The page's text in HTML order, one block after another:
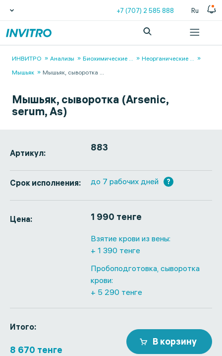
+7 (707) 2 585 888 Ru
ИНВИТРО Анализы Биохимические ... Неорганические ...
Мышьяк
Мышьяк, сыворотка ...
Мышьяк, сыворотка (Arsenic,
serum, As)
Артикул: 883
Срок исполнения: до 7 рабочих дней ?
Цена: 1 990 тенге
Взятие крови из вены:
+ 1 390 тенге
Пробоподготовка, сыворотка
крови:
+ 5 290 тенге
Итого:
8 670 тенге
В корзину